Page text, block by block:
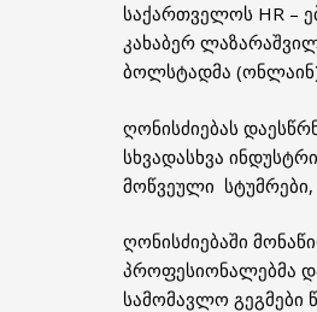
საქართველოს HR –
კახაბერ
ბოლსტადმა (ონლაინ),
ღონისძიებას
სხვადასხვა
მოწვეული
ღონისძიებაში
პროფესიონალებმა
სამომავლო გეგმები